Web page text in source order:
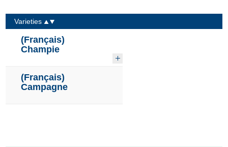
Varieties
(Français)
Champie
(Français)
Campagne